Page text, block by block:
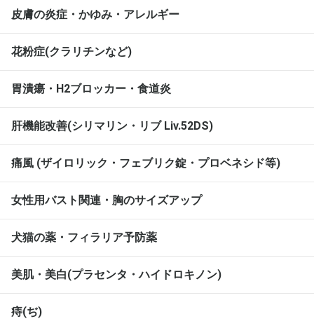
皮膚の炎症・かゆみ・アレルギー
花粉症(クラリチンなど)
胃潰瘍・H2ブロッカー・食道炎
肝機能改善(シリマリン・リブ Liv.52DS)
痛風 (ザイロリック・フェブリク錠・プロベネシド等)
女性用バスト関連・胸のサイズアップ
犬猫の薬・フィラリア予防薬
美肌・美白(プラセンタ・ハイドロキノン)
痔(ぢ)